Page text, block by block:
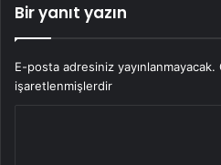
Bir yanıt yazın
E-posta adresiniz yayınlanmayacak.
işaretlenmişlerdir